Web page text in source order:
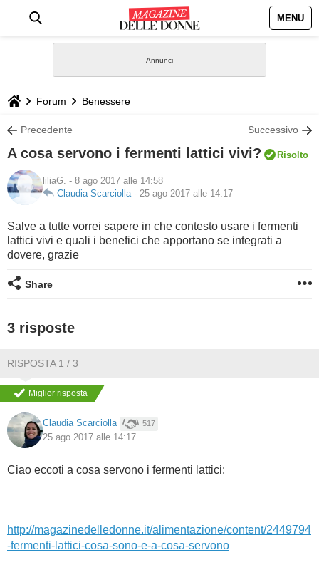
MENU
STILE
DEFINIZIONI
GASTRONOMIA
GUIDE
Forum Benessere
Precedente Successivo
A cosa servono i fermenti lattici vivi? Risolto
liliaG. - 8 ago 2017 alle 14:58
Claudia Scarciolla- 25 ago 2017 alle 14:17
Salve a tutte vorrei sapere in che contesto usare i fermenti
lattici vivi e quali i benefici che apportano se integrati a
dovere, grazie
Share
3 risposte
RISPOSTA 1 / 3
Miglior risposta
Claudia Scarciolla 517
25 ago 2017 alle 14:17
Ciao eccoti a cosa servono i fermenti lattici:
http://magazinedelledonne.it/alimentazione/content/2449794
-fermenti-lattici-cosa-sono-e-a-cosa-servono